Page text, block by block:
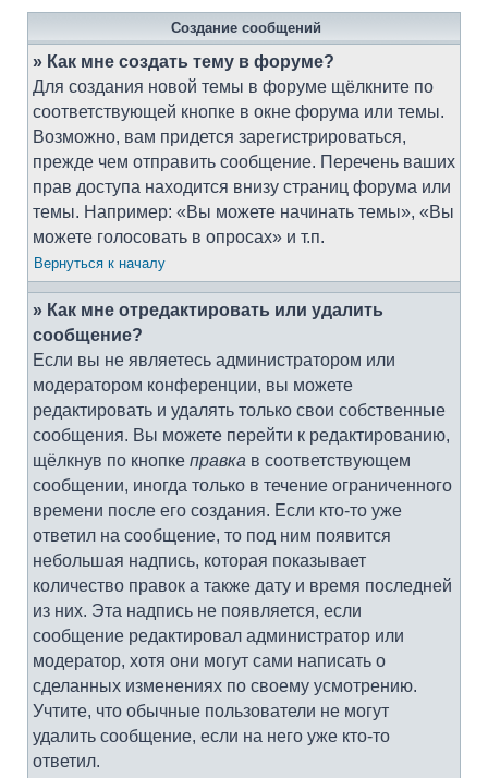
Создание сообщений
» Как мне создать тему в форуме?
Для создания новой темы в форуме щёлкните по
соответствующей кнопке в окне форума или темы.
Возможно, вам придется зарегистрироваться,
прежде чем отправить сообщение. Перечень ваших
прав доступа находится внизу страниц форума или
темы. Например: «Вы можете начинать темы», «Вы
можете голосовать в опросах» и т.п.
Вернуться к началу
» Как мне отредактировать или удалить
сообщение?
Если вы не являетесь администратором или
модератором конференции, вы можете
редактировать и удалять только свои собственные
сообщения. Вы можете перейти к редактированию,
щёлкнув по кнопке правка в соответствующем
сообщении, иногда только в течение ограниченного
времени после его создания. Если кто-то уже
ответил на сообщение, то под ним появится
небольшая надпись, которая показывает
количество правок а также дату и время последней
из них. Эта надпись не появляется, если
сообщение редактировал администратор или
модератор, хотя они могут сами написать о
сделанных изменениях по своему усмотрению.
Учтите, что обычные пользователи не могут
удалить сообщение, если на него уже кто-то
ответил.